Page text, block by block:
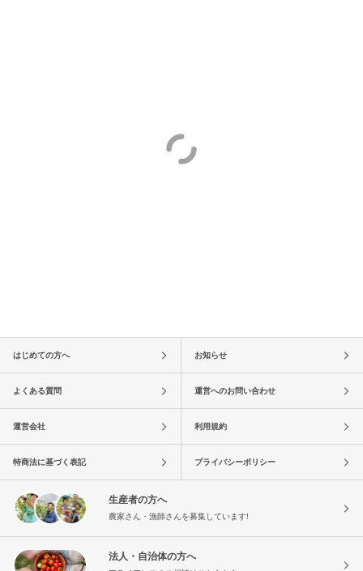
はじめての方へ お知らせ
よくある質問 運営へのお問い合わせ
運営会社 利用規約
特商法に基づく表記 プライバシーポリシー
生産者の方へ
農家さん・漁師さんを募集しています!
法人・自治体の方へ